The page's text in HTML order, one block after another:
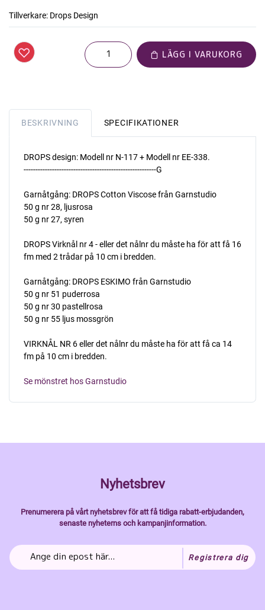
Tillverkare: Drops Design
LÄGG I VARUKORG
BESKRIVNING SPECIFIKATIONER
DROPS design: Modell nr N-117 + Modell nr EE-338.
--------------------------------------------------------G
Garnåtgång: DROPS Cotton Viscose från Garnstudio
50 g nr 28, ljusrosa
50 g nr 27, syren
DROPS Virknål nr 4 - eller det nålnr du måste ha för att få 16
fm med 2 trådar på 10 cm i bredden.
Garnåtgång: DROPS ESKIMO från Garnstudio
50 g nr 51 puderrosa
50 g nr 30 pastellrosa
50 g nr 55 ljus mossgrön
VIRKNÅL NR 6 eller det nålnr du måste ha för att få ca 14
fm på 10 cm i bredden.
Se mönstret hos Garnstudio
Nyhetsbrev
Prenumerera på vårt nyhetsbrev för att få tidiga rabatt-erbjudanden,
senaste nyheterns och kampanjinformation.
Registrera dig